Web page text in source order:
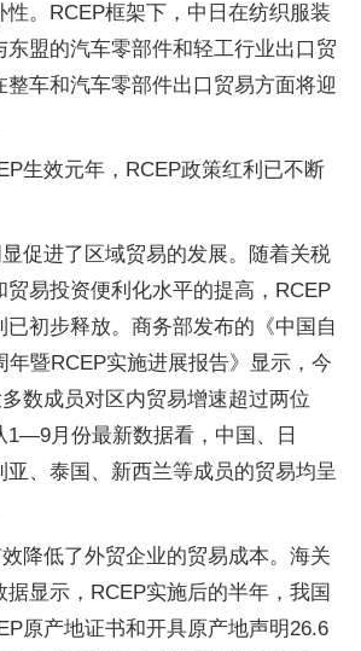
性。RCEP框架下，中日在纺织服装
东盟的汽车零部件和轻工行业出口贸
整车和汽车零部件出口贸易方面将迎
生效元年，RCEP政策红利已不断
促进了区域贸易的发展。随着关税
贸易投资便利化水平的提高，RCEP
已初步释放。商务部发布的《中国自
年暨RCEP实施进展报告》显示，今
数成员对区内贸易增速超过两位
1—9月份最新数据看，中国、日
亚、泰国、新西兰等成员的贸易均呈
降低了外贸企业的贸易成本。海关
显示，RCEP实施后的半年，我国
原产地证书和开具原产地声明26.6